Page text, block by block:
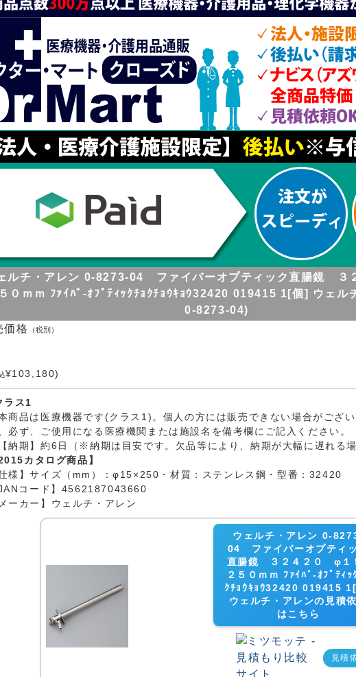
ルチ・アレン 0-8273-04 ファイバーオプティック直腸鏡
０ｍｍ ﾌｧｲﾊﾞ-ｵﾌﾟﾃｨｯｸﾁｮｸﾁｮｳｷｮｳ32420 019415 1[個] ウェ
0-8273-04)
価格
（税別）
¥103,180)
ラス1
商品は医療機器です(クラス1)。個人の方には販売できない場合がござ
必ず、ご使用になる医療機関または施設名を備考欄にご記入ください。
【納期】約6日（※納期は目安です。欠品等により、納期が大幅に遅れる
2015カタログ商品】
仕様】サイズ（mm）：φ15×250・材質：ステンレス鋼・型番：32420
JANコード】4562187043660
メーカー】ウェルチ・アレン
ウェルチ・アレン 0-
04 ファイバーオプティ
直腸鏡 ３２４２０ φ１
２５０ｍｍ ﾌｧｲﾊﾞ-ｵﾌﾟﾃｨｯ
ｸﾁｮｳｷｮｳ32420 019415
ウェルチ・アレンの見積
はこちら
見積